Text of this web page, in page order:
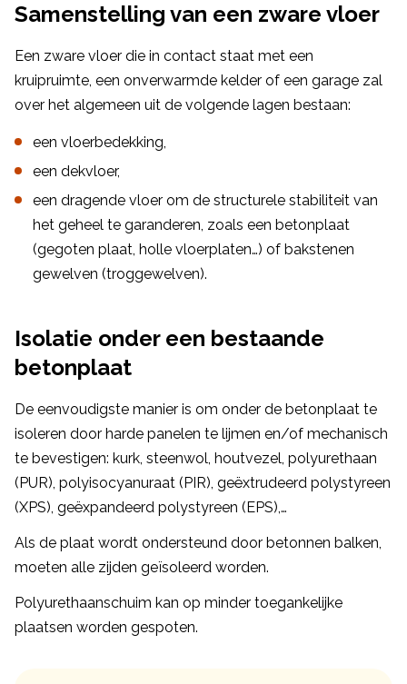
Samenstelling van een zware vloer
Een zware vloer die in contact staat met een
kruipruimte, een onverwarmde kelder of een garage zal
over het algemeen uit de volgende lagen bestaan:
een vloerbedekking,
een dekvloer,
een dragende vloer om de structurele stabiliteit van
het geheel te garanderen, zoals een betonplaat
(gegoten plaat, holle vloerplaten…) of bakstenen
gewelven (troggewelven).
Isolatie onder een bestaande
betonplaat
De eenvoudigste manier is om onder de betonplaat te
isoleren door harde panelen te lijmen en/of mechanisch
te bevestigen: kurk, steenwol, houtvezel, polyurethaan
(PUR), polyisocyanuraat (PIR), geëxtrudeerd polystyreen
(XPS), geëxpandeerd polystyreen (EPS),…
Als de plaat wordt ondersteund door betonnen balken,
moeten alle zijden geïsoleerd worden.
Polyurethaanschuim kan op minder toegankelijke
plaatsen worden gespoten.